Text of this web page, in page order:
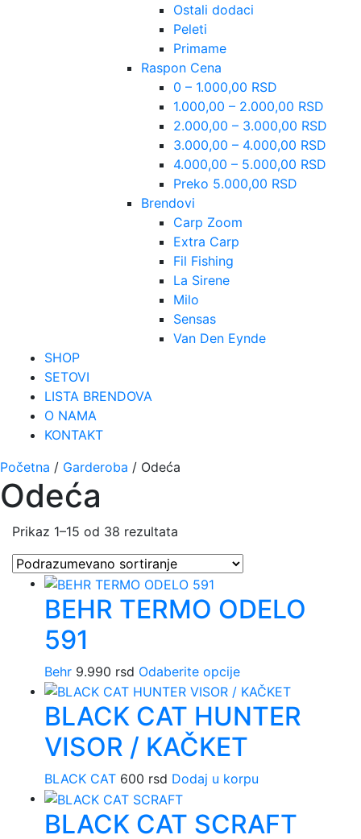
Ostali dodaci
Peleti
Primame
Raspon Cena
0 – 1.000,00 RSD
1.000,00 – 2.000,00 RSD
2.000,00 – 3.000,00 RSD
3.000,00 – 4.000,00 RSD
4.000,00 – 5.000,00 RSD
Preko 5.000,00 RSD
Brendovi
Carp Zoom
Extra Carp
Fil Fishing
La Sirene
Milo
Sensas
Van Den Eynde
SHOP
SETOVI
LISTA BRENDOVA
O NAMA
KONTAKT
Početna / Garderoba / Odeća
Odeća
Prikaz 1–15 od 38 rezultata
BEHR TERMO ODELO
591
Behr 9.990 rsd Odaberite opcijeOvaj
proizvod
ima
više
mogu
izabrane
BLACK CAT HUNTER
VISOR / KAČKET
BLACK CAT 600 rsd Dodaj u korpu
BLACK CAT SCRAFT